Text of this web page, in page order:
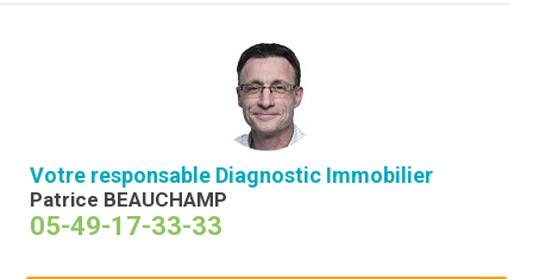
Votre responsable Diagnostic Immobilier
Patrice BEAUCHAMP
05-49-17-33-33